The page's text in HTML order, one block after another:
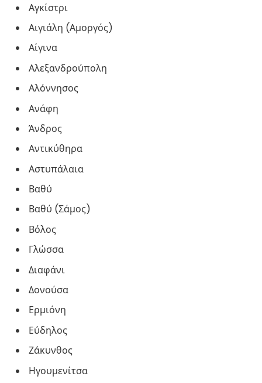
Αγκίστρι
Αιγιάλη (Αμοργός)
Αίγινα
Αλεξανδρούπολη
Αλόννησος
Ανάφη
Άνδρος
Αντικύθηρα
Αστυπάλαια
Βαθύ
Βαθύ (Σάμος)
Βόλος
Γλώσσα
Διαφάνι
Δονούσα
Ερμιόνη
Εύδηλος
Ζάκυνθος
Ηγουμενίτσα